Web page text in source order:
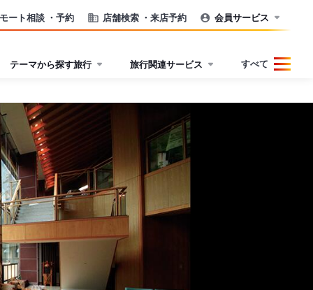
ート相談 ・予約 店舗検索 ・来店予約 会員サービス
テーマから探す旅行 旅行関連サービス すべて